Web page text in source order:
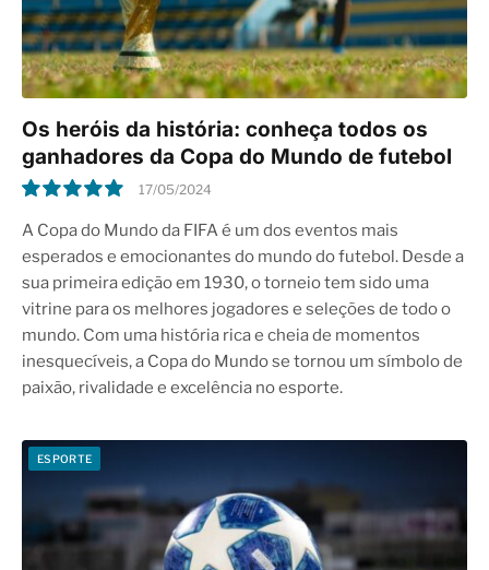
Os heróis da história: conheça todos os
ganhadores da Copa do Mundo de futebol
10.0
17/05/2024
A Copa do Mundo da FIFA é um dos eventos mais
esperados e emocionantes do mundo do futebol. Desde a
sua primeira edição em 1930, o torneio tem sido uma
vitrine para os melhores jogadores e seleções de todo o
mundo. Com uma história rica e cheia de momentos
inesquecíveis, a Copa do Mundo se tornou um símbolo de
paixão, rivalidade e excelência no esporte.
ESPORTE